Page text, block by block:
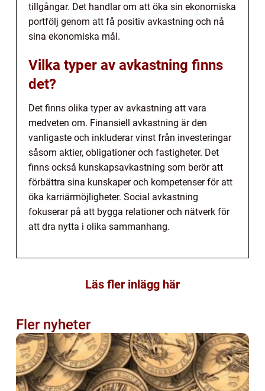
tillgångar. Det handlar om att öka sin ekonomiska
portfölj genom att få positiv avkastning och nå
sina ekonomiska mål.
Vilka typer av avkastning finns
det?
Det finns olika typer av avkastning att vara
medveten om. Finansiell avkastning är den
vanligaste och inkluderar vinst från investeringar
såsom aktier, obligationer och fastigheter. Det
finns också kunskapsavkastning som berör att
förbättra sina kunskaper och kompetenser för att
öka karriärmöjligheter. Social avkastning
fokuserar på att bygga relationer och nätverk för
att dra nytta i olika sammanhang.
Läs fler inlägg här
Fler nyheter